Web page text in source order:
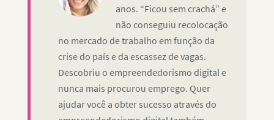
anos. “Ficou sem crachá” e
não conseguiu recolocação
no mercado de trabalho em função da
crise do país e da escassez de vagas.
Descobriu o empreendedorismo digital e
nunca mais procurou emprego. Quer
ajudar você a obter sucesso através do